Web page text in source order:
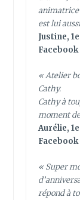
animatrice
est lui
Justine,
Facebook
« Atelier
Cathy.
Cathy à
moment
Aurélie,
Facebook
« Super
répond à